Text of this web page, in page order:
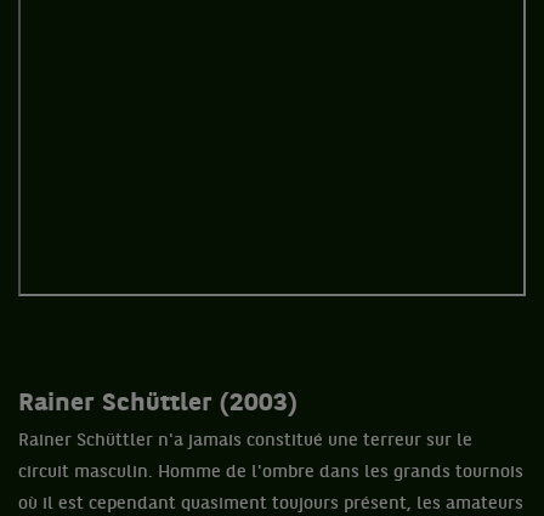
Rainer Schüttler (2003)
Rainer Schüttler n'a jamais constitué une terreur sur le
circuit masculin. Homme de l'ombre dans les grands tournois
où il est cependant quasiment toujours présent, les amateurs